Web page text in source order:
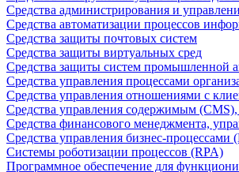
Средства администрирования и
Средства автоматизации процессов
Средства защиты почтовых систем
Средства защиты виртуальных сред
Средства защиты систем промышленной
Средства управления процессами
Средства управления отношениями с
Средства управления содержимым
Средства финансового менеджмента,
Средства управления бизнес-процессами
Системы роботизации процессов (RPA)
Программное обеспечение для